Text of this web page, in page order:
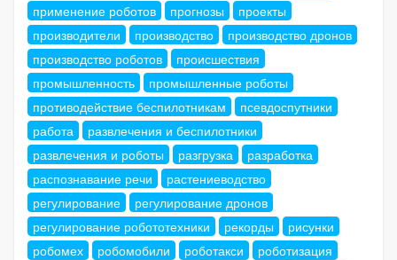
применение роботов
прогнозы
проекты
производители
производство
производство дронов
производство роботов
происшествия
промышленность
промышленные роботы
противодействие беспилотникам
псевдоспутники
работа
развлечения и беспилотники
развлечения и роботы
разгрузка
разработка
распознавание речи
растениеводство
регулирование
регулирование дронов
регулирование робототехники
рекорды
рисунки
робомех
робомобили роботакси
роботизация